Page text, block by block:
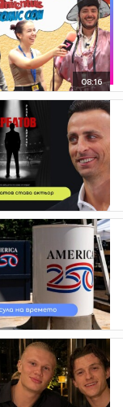
08:16